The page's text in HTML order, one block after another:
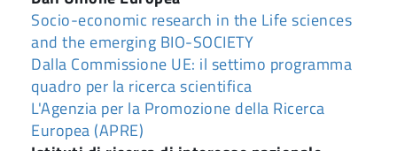
Socio-economic research in the Life sciences
and the emerging BIO-SOCIETY
Dalla Commissione UE: il settimo programma
quadro per la ricerca scientifica
L'Agenzia per la Promozione della Ricerca
Europea (APRE)